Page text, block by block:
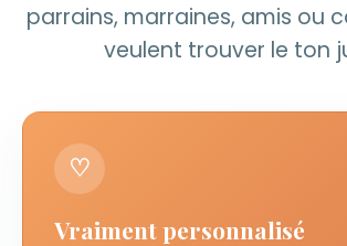
parrains, marraines, amis ou
veulent trouver le ton
♡
Vraiment personnalisé